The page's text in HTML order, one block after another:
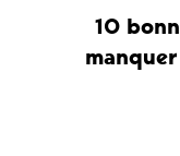
10